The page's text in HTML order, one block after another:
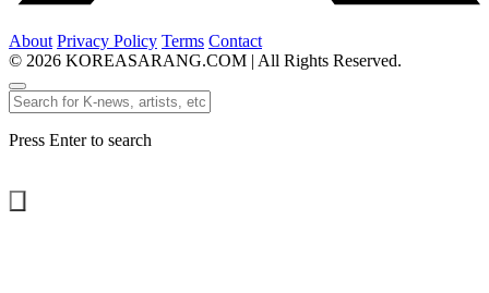
About Privacy Policy Terms Contact
© 2026 KOREASARANG.COM | All Rights Reserved.
Press Enter to search